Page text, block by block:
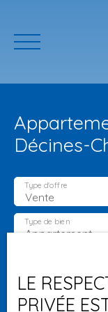
ACCUEIL
Décines-
Vente
Type d'offre
Appartement
Type de bien
Budget max (€)
LE
PRIVÉE